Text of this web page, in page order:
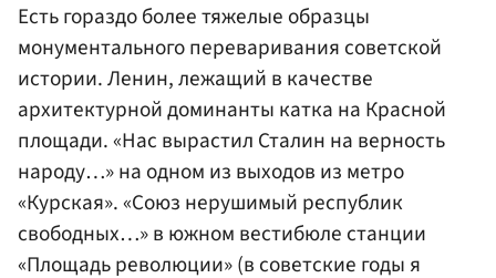
Есть гораздо более тяжелые образцы
монументального переваривания советской
истории. Ленин, лежащий в качестве
архитектурной доминанты катка на Красной
площади. «Нас вырастил Сталин на верность
народу…» на одном из выходов из метро
«Курская». «Союз нерушимый республик
свободных…» в южном вестибюле станции
«Площадь революции» (в советские годы я